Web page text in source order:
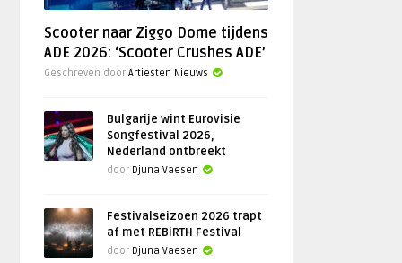
Scooter naar Ziggo Dome tijdens
ADE 2026: ‘Scooter Crushes ADE’
Geschreven doorArtiesten Nieuws
Bulgarije wint Eurovisie
Songfestival 2026,
Nederland ontbreekt
door Djuna Vaesen
Festivalseizoen 2026 trapt
af met REBiRTH Festival
door Djuna Vaesen